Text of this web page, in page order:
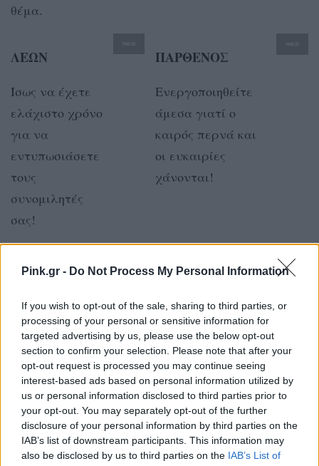
Pink.gr - Do Not Process My Personal Information
If you wish to opt-out of the sale, sharing to third parties, or
processing of your personal or sensitive information for
targeted advertising by us, please use the below opt-out
section to confirm your selection. Please note that after your
opt-out request is processed you may continue seeing
interest-based ads based on personal information utilized by
us or personal information disclosed to third parties prior to
your opt-out. You may separately opt-out of the further
disclosure of your personal information by third parties on the
IAB’s list of downstream participants. This information may
also be disclosed by us to third parties on the IAB’s List of
θέμα.
ΛΕΩΝ
Ίσως να έχετε
ελάχιστο χρόνο
για να
εντυπωσιάσετε
τους
συνομιλητές
σας!
ΠΑΡΘΕΝΟΣ
Ενεργοποιηθείτε
άμεσα γιατί ο
καιρός περνά και
οι ευκαιρίες
χάνονται!
ΖΥΓΟΣ
Όσο κι αν
θαυμάζετε τα
γοητευτικά
άτομα να
ξέρετε πως
πολλές φορές
αποδεικνύονται
άνθρακας αντί
ΣΚΟΡΠΙΟΣ
Ένας καυγάς
σήμερα με τη δική
σας παρόρμηση
μπορεί να
οδηγήσει σε
πόλεμο…